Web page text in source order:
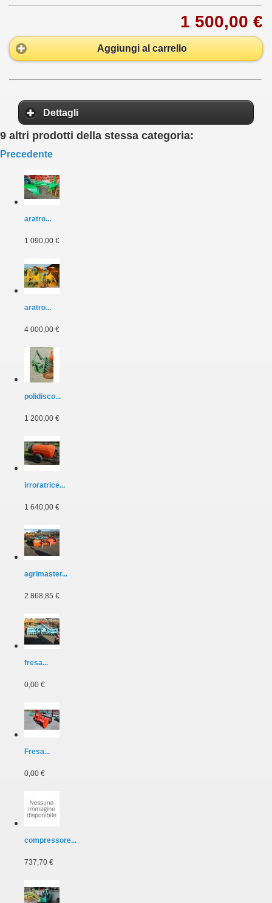
1 500,00 €
Aggiungi al carrello
Dettagli
9 altri prodotti della stessa categoria:
Precedente
aratro...
1 090,00 €
aratro...
4 000,00 €
polidisco...
1 200,00 €
irroratrice...
1 640,00 €
agrimaster...
2 868,85 €
fresa...
0,00 €
Fresa...
0,00 €
compressore...
737,70 €